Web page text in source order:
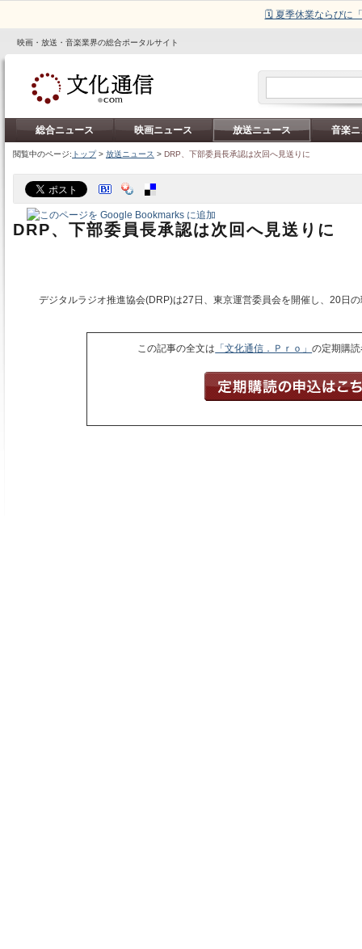
🗓️ 夏季休業ならびに
映画・放送・音楽業界の総合ポータルサイト
総合ニュース 映画ニュース 放送ニュース 音楽
閲覧中のページ: トップ> 放送ニュース > DRP、下部委員長承認は次回へ見送りに
DRP、下部委員長承認は次回へ見送りに
デジタルラジオ推進協会(DRP)は27日、東京運営委員会を開催し、20日
この記事の全文は 「文化通信．Ｐｒｏ」の定期購